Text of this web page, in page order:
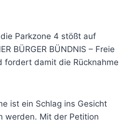
Parkzone 4 stößt auf
BÜRGER BÜNDNIS – Freie
fordert damit die Rücknahme
ist ein Schlag ins Gesicht
werden. Mit der Petition